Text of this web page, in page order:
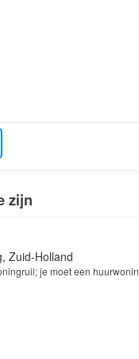
zijn
Zuid-Holland
je moet een